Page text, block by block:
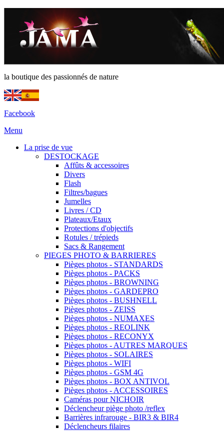
la boutique des passionnés de nature
Facebook
Menu
La prise de vue
DESTOCKAGE
Affûts & accessoires
Divers
Flash
Filtres/bagues
Jumelles
Livres / CD
Plateaux/Etaux
Protections d'objectifs
Rotules / trépieds
Sacs & Rangement
PIEGES PHOTO & BARRIERES
Pièges photos - STANDARDS
Pièges photos - PACKS
Pièges photos - BROWNING
Pièges photos - GARDEPRO
Pièges photos - BUSHNELL
Pièges photos - ZEISS
Pièges photos - NUMAXES
Pièges photos - REOLINK
Pièges photos - RECONYX
Pièges photos - AUTRES MARQUES
Pièges photos - SOLAIRES
Pièges photos - WIFI
Pièges photos - GSM 4G
Pièges photos - BOX ANTIVOL
Pièges photos - ACCESSOIRES
Caméras pour NICHOIR
Déclencheur piège photo /reflex
Barrières infrarouge - BIR3 & BIR4
Déclencheurs filaires